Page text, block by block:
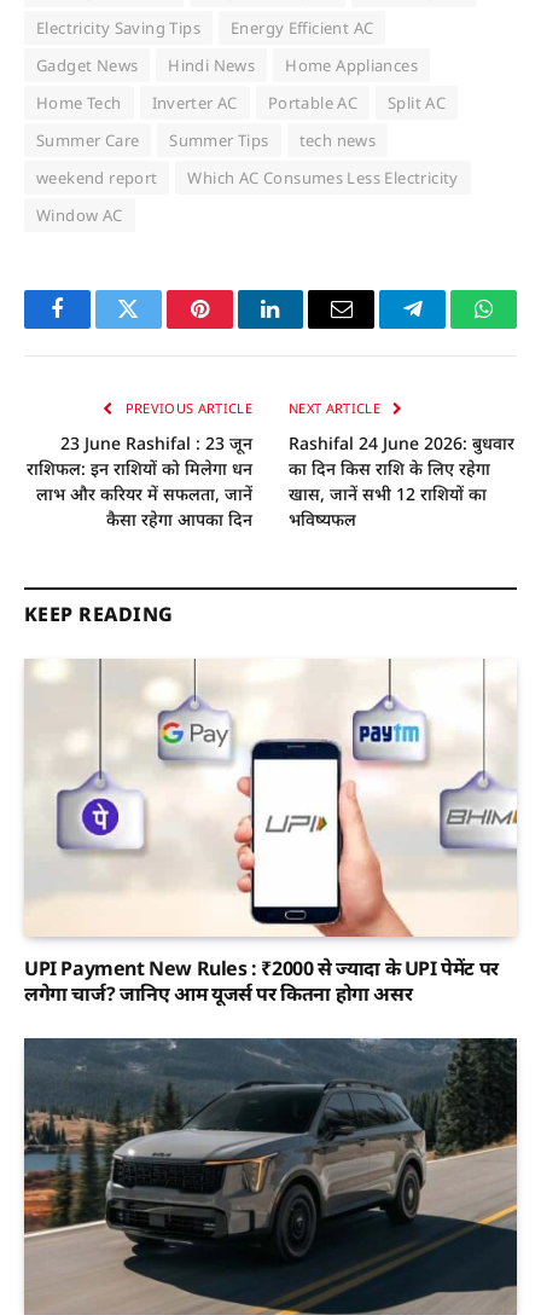
Electricity Saving Tips
Energy Efficient AC
Gadget News
Hindi News
Home Appliances
Home Tech
Inverter AC Portable AC
Split AC
Summer Care
Summer Tips
tech news
weekend report
Which AC Consumes Less Electricity
Window AC
FacebookTwitter PinterestLinkedInEmail Telegram
PREVIOUS ARTICLE
23 June Rashifal : 23 जून
राशिफल: इन राशियों को मिलेगा धन
लाभ और करियर में सफलता, जानें
कैसा रहेगा आपका दिन
NEXT ARTICLE
Rashifal 24 June 2026: बुधवार
का दिन किस राशि के लिए रहेगा
खास, जानें सभी 12 राशियों का
भविष्यफल
KEEP READING
UPI Payment New Rules : ₹2000 से ज्यादा के UPI पेमेंट पर
लगेगा चार्ज? जानिए आम यूजर्स पर कितना होगा असर